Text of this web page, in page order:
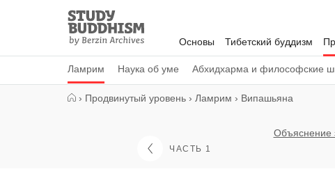
Study
Buddhism
Home
Основы Тибетский буддизм
Ламрим Наука об уме Абхидхарма и философские
› Продвинутый уровень › Ламрим › Випашьяна
ЧАСТЬ 1
Объяснение